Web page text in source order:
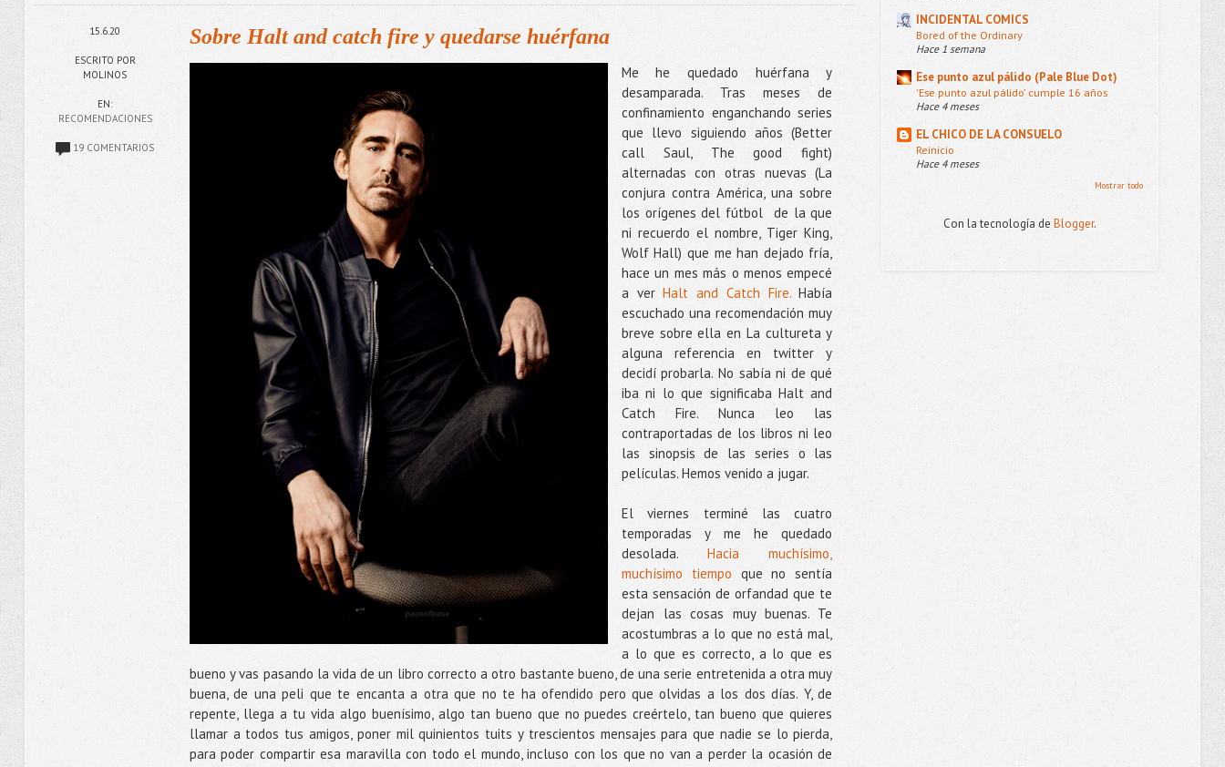
15.6.20
ESCRITO POR
MOLINOS
EN:
RECOMENDACIONES
19 COMENTARIOS
Sobre Halt and catch fire y quedarse huérfana
Me he quedado huérfana y
desamparada. Tras meses de
confinamiento enganchando series
que llevo siguiendo años (Better
call Saul, The good fight)
alternadas con otras nuevas (La
conjura contra América, una sobre
los orígenes del fútbol de la que
ni recuerdo el nombre, Tiger King,
Wolf Hall) que me han dejado fría,
hace un mes más o menos empecé
a verHalt and Catch Fire.Había
escuchado una recomendación muy
breve sobre ella en La cultureta y
alguna referencia en twitter y
decidí probarla. No sabía ni de qué
iba ni lo que significaba Halt and
Catch Fire. Nunca leo las
contraportadas de los libros ni leo
las sinopsis de las series o las
películas. Hemos venido a jugar.
El viernes terminé las cuatro
temporadas y me he quedado
desolada.Hacia muchísimo,
muchísimo tiempo que no sentía
esta sensación de orfandad que te
dejan las cosas muy buenas. Te
acostumbras a lo que no está mal,
a lo que es correcto, a lo que es
bueno y vas pasando la vida de un libro correcto a otro bastante bueno, de una serie entretenida a otra muy
buena, de una peli que te encanta a otra que no te ha ofendido pero que olvidas a los dos días. Y, de
repente, llega a tu vida algo buenísimo, algo tan bueno que no puedes creértelo, tan bueno que quieres
llamar a todos tus amigos, poner mil quinientos tuits y trescientos mensajes para que nadie se lo pierda,
para poder compartir esa maravilla con todo el mundo, incluso con los que no van a perder la ocasión de
INCIDENTAL COMICS
Bored of the Ordinary
Hace 1 semana
Ese punto azul pálido (Pale Blue Dot)
'Ese punto azul pálido' cumple 16 años
Hace 4 meses
EL CHICO DE LA CONSUELO
Reinicio
Hace 4 meses
Mostrar todo
Con la tecnología de Blogger.